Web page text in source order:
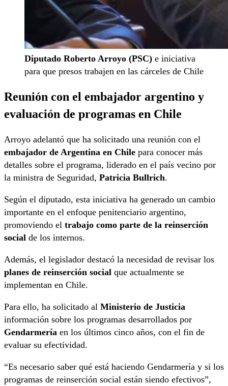
Diputado Roberto Arroyo (PSC) e iniciativa
para que presos trabajen en las cárceles de Chile
Reunión con el embajador argentino y
evaluación de programas en Chile
Arroyo adelantó que ha solicitado una reunión con el
embajador de Argentina en Chile para conocer más
detalles sobre el programa, liderado en el país vecino por
la ministra de Seguridad, Patricia Bullrich.
Según el diputado, esta iniciativa ha generado un cambio
importante en el enfoque penitenciario argentino,
promoviendo el trabajo como parte de la reinserción
social de los internos.
Además, el legislador destacó la necesidad de revisar los
planes de reinserción social que actualmente se
implementan en Chile.
Para ello, ha solicitado al Ministerio de Justicia
información sobre los programas desarrollados por
Gendarmería en los últimos cinco años, con el fin de
evaluar su efectividad.
“Es necesario saber qué está haciendo Gendarmería y si los
programas de reinserción social están siendo efectivos”,